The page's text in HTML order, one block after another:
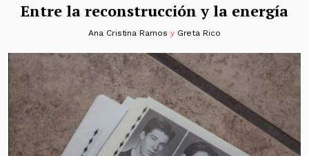
Entre la reconstrucción y la energía
Ana Cristina Ramos y Greta Rico